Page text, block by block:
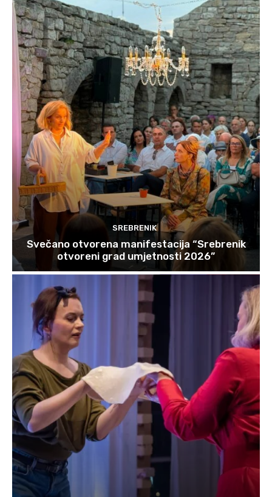
SREBRENIK
Svečano otvorena manifestacija “Srebrenik
otvoreni grad umjetnosti 2026”